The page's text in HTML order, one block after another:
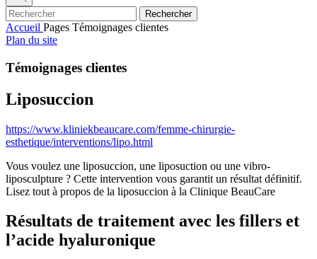
Accueil Pages Témoignages clientes
Plan du site
Témoignages clientes
Liposuccion
https://www.kliniekbeaucare.com/femme-chirurgie-
esthetique/interventions/lipo.html
Vous voulez une liposuccion, une liposuction ou une vibro-
liposculpture ? Cette intervention vous garantit un résultat définitif.
Lisez tout à propos de la liposuccion à la Clinique BeauCare
Résultats de traitement avec les fillers et
l’acide hyaluronique